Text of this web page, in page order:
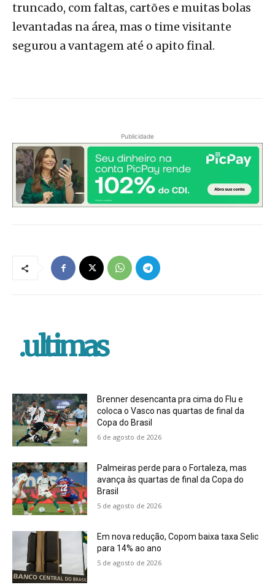
truncado, com faltas, cartões e muitas bolas
levantadas na área, mas o time visitante
segurou a vantagem até o apito final.
Publicidade
.ultimas
Brenner desencanta pra cima do Flu e
coloca o Vasco nas quartas de final da
Copa do Brasil
6 de agosto de 2026
Palmeiras perde para o Fortaleza, mas
avança às quartas de final da Copa do
Brasil
5 de agosto de 2026
Em nova redução, Copom baixa taxa Selic
para 14% ao ano
5 de agosto de 2026